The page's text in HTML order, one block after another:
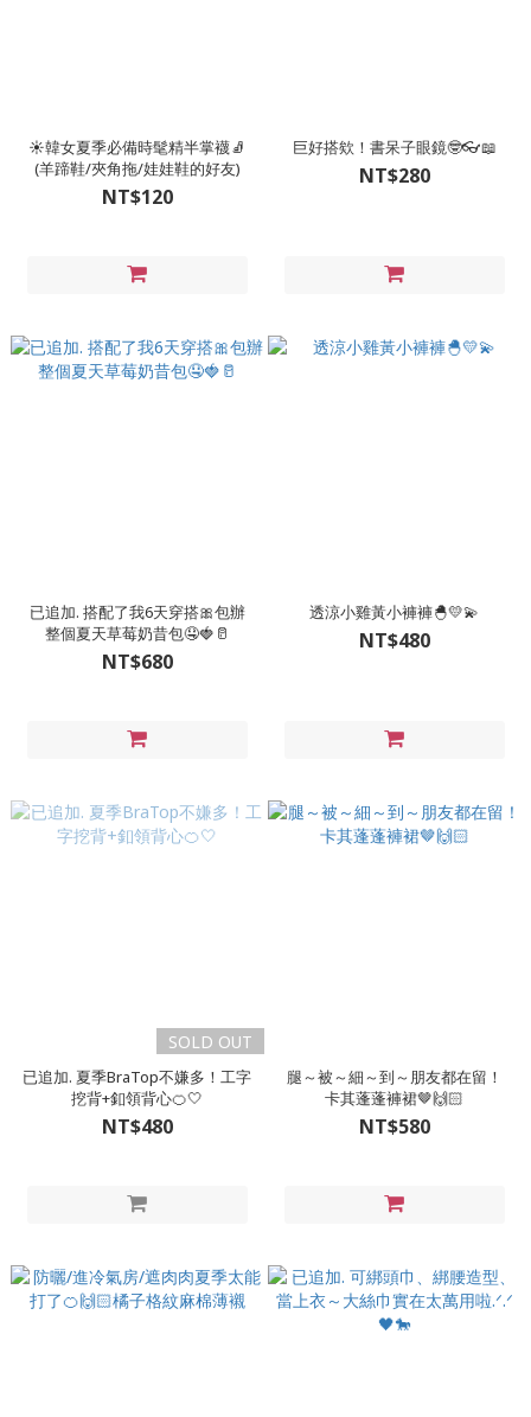
☀️韓女夏季必備時髦精半掌襪🧦
(羊蹄鞋/夾角拖/娃娃鞋的好友)
NT$120
巨好搭欸！書呆子眼鏡🤓👓📖
NT$280
已追加. 搭配了我6天穿搭🎀包辦
整個夏天草莓奶昔包🤤🍓🥛
NT$680
透涼小雞黃小褲褲🐣💛💫
NT$480
SOLD OUT
已追加. 夏季BraTop不嫌多！工字
挖背+釦領背心🍊🤍
NT$480
腿～被～細～到～朋友都在留！
卡其蓬蓬褲裙🤎🙌🏻
NT$580